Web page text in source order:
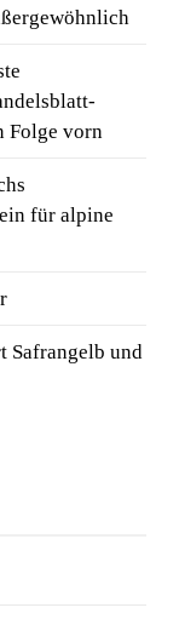
Folge vorn
für alpine
Safrangelb und